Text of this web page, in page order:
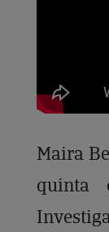
Maira
quinta